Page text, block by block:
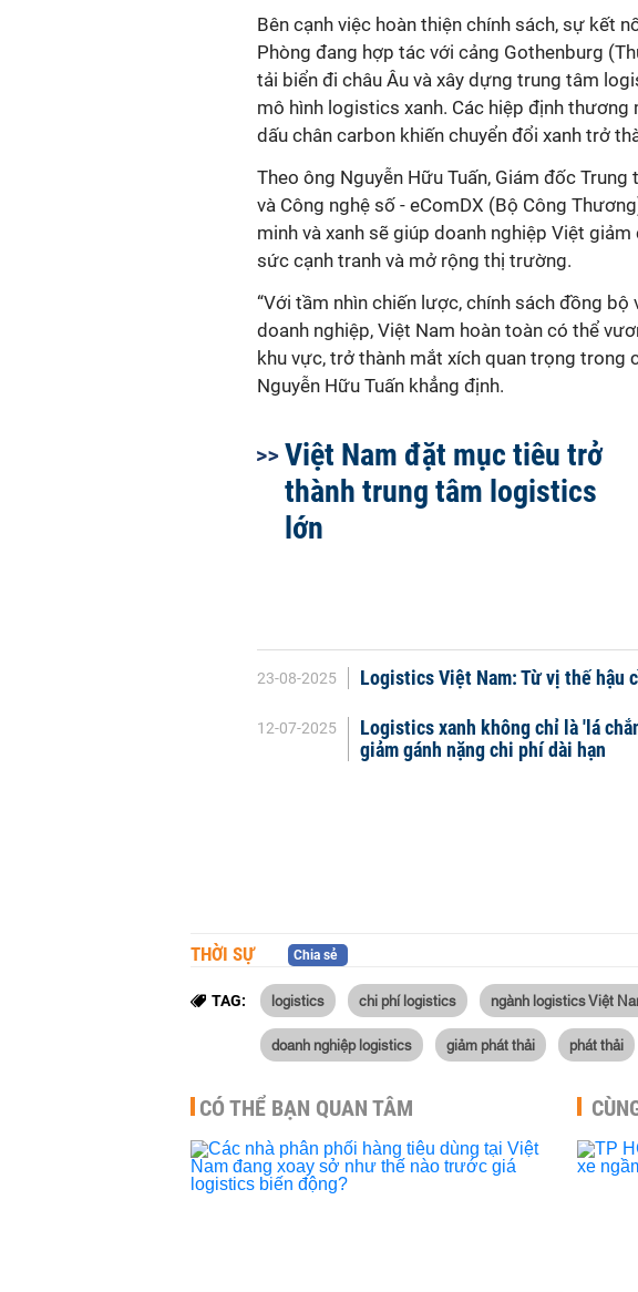
Bên cạnh việc hoàn thiện chính sách, sự kết
Phòng đang hợp tác với cảng Gothenburg
tải biển đi châu Âu và xây dựng trung tâm
mô hình logistics xanh. Các hiệp định thương
dấu chân carbon khiến chuyển đổi xanh trở
Theo ông Nguyễn Hữu Tuấn, Giám đốc
và Công nghệ số - eComDX (Bộ Công
minh và xanh sẽ giúp doanh nghiệp Việt
sức cạnh tranh và mở rộng thị trường.
“Với tầm nhìn chiến lược, chính sách đồng
doanh nghiệp, Việt Nam hoàn toàn có thể
khu vực, trở thành mắt xích quan trọng trong
Nguyễn Hữu Tuấn khẳng định.
Việt Nam đặt mục tiêu trở
thành trung tâm logistics
lớn
23-08-2025 Logistics Việt Nam: Từ vị thế hậu
12-07-2025
Logistics xanh không chỉ là 'lá
giảm gánh nặng chi phí dài hạn
THỜI SỰ Chia sẻ
TAG: logistics chi phí logistics ngành logistics Việt
doanh nghiệp logistics giảm phát thải phát thải
CÓ THỂ BẠN QUAN TÂM